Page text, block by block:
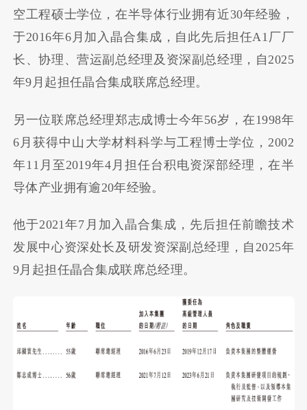
空工程硕士学位，在半导体行业拥有近30年经验，
于2016年6月加入晶合集成，自此先后担任A1厂厂
长、协理、营运副总经理及资深副总经理，自2025
年9月起担任晶合集成联席总经理。
另一位联席总经理郑志成博士今年56岁，在1998年
6月获得中山大学材料科学与工程博士学位，2002
年11月至2019年4月担任台积电资深部经理，在半
导体产业拥有逾20年经验。
他于2021年7月加入晶合集成，先后担任前瞻技术
发展中心资深处长及研发资深副总经理，自2025年
9月起担任晶合集成联席总经理。